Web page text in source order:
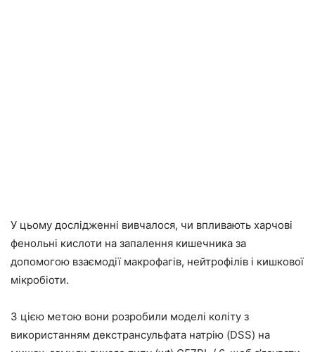
У цьому дослідженні вивчалося, чи впливають харчові
фенольні кислоти на запалення кишечника за
допомогою взаємодії макрофагів, нейтрофілів і кишкової
мікробіоти.
З цією метою вони розробили моделі коліту з
використанням декстрансульфата натрію (DSS) на